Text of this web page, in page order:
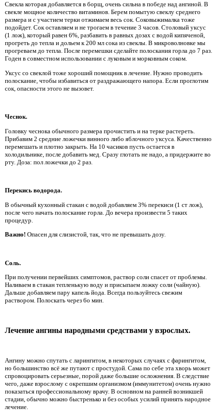
Свекла которая добавляется в борщ, очень сильна в победе над ангиной. В
свекле мощное количество витаминов. Берем помытую свеклу среднего
размера и с участием терки отжимаем весь сок. Соковыжималка тоже
подойдет. Сок оставляем и не трогаем в течение 3 часов. Столовый уксус
(1 лож), который равен 6%, разбавить в равных дозах с водой кипяченой,
прогреть до тепла и дольем к 200 мл сока из свеклы. В микроволновке мы
прогреваем до тепла. После перемешки сделайте полоскания горла до 7 раз.
Годен в совместном использовании с луковым и морковным соком.
Уксус со свеклой тоже хороший помощник в лечение. Нужно проводить
полоскание, чтобы избавиться от раздражающего напора. Если проглотим
сок, опасности этого не вызовет.
Чеснок.
Головку чеснока обычного размера прочистить и на терке растереть.
Прибавим 2 средние ложечки винного либо яблочного уксуса. Качественно
перемешать и плотно закрыть. На 10 часиков пусть остается в
холодильнике, после добавить мед. Сразу глотать не надо, а придержите во
рту. Доза: пол ложечки до 2 раз.
Перекись водорода.
В обычный кухонный стакан с водой добавляем 3% перекиси (1 ст лож),
после чего начать полоскание горла. До вечера произвести 5 таких
процедур.
Важно! Опасен для слизистой, так, что не превышать дозу.
Соль.
При получении первейших симптомов, раствор соли спасет от проблемы.
Наливаем в стакан тепленькую воду и присыпаем ложку соли (чайную).
Дальше добавляем пару капель йода. Всегда пользуйтесь свежим
раствором. Полоскать через 6о мин.
Лечение ангины народными средствами у взрослых.
Ангину можно спутать с ларингитом, в некоторых случаях с фарингитом,
но большинство всё же путают с простудой. Сама по себе эта хворь может
спровоцировать серьезные, порой даже большие осложнения. В следствие
чего, даже взрослому с окрепшим организмом (иммунитетом) очень нужно
показаться профессиональному врачу. В основном на ранней возникшей
стадии, обычно можно быстренько и без особых усилий принять народное
лечение.